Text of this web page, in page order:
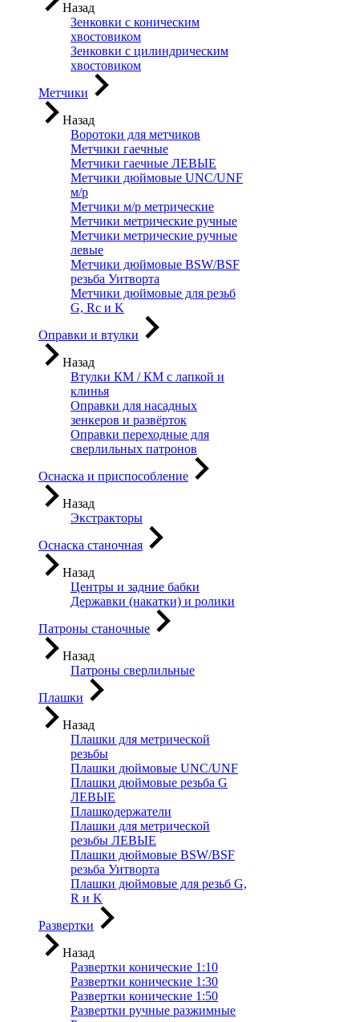
Назад
Зенковки с коническим
хвостовиком
Зенковки с цилиндрическим
хвостовиком
Метчики
Назад
Воротоки для метчиков
Метчики гаечные
Метчики гаечные ЛЕВЫЕ
Метчики дюймовые UNC/UNF
м/р
Метчики м/р метрические
Метчики метрические ручные
Метчики метрические ручные
левые
Метчики дюймовые BSW/BSF
резьба Уитворта
Метчики дюймовые для резьб
G, Rc и K
Оправки и втулки
Назад
Втулки КМ / КМ с лапкой и
клинья
Оправки для насадных
зенкеров и развёрток
Оправки переходные для
сверлильных патронов
Оснаска и приспособление
Назад
Экстракторы
Оснаска станочная
Назад
Центры и задние бабки
Державки (накатки) и ролики
Патроны станочные
Назад
Патроны сверлильные
Плашки
Назад
Плашки для метрической
резьбы
Плашки дюймовые UNC/UNF
Плашки дюймовые резьба G
ЛЕВЫЕ
Плашкодержатели
Плашки для метрической
резьбы ЛЕВЫЕ
Плашки дюймовые BSW/BSF
резьба Уитворта
Плашки дюймовые для резьб G,
R и K
Развертки
Назад
Развертки конические 1:10
Развертки конические 1:30
Развертки конические 1:50
Развертки ручные разжимные